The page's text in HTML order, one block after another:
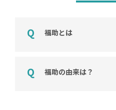
福助とは
福助の由来は？